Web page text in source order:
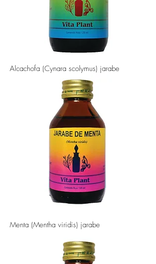
Alcachofa (Cynara scolymus) jarabe
Menta (Mentha viridis) jarabe